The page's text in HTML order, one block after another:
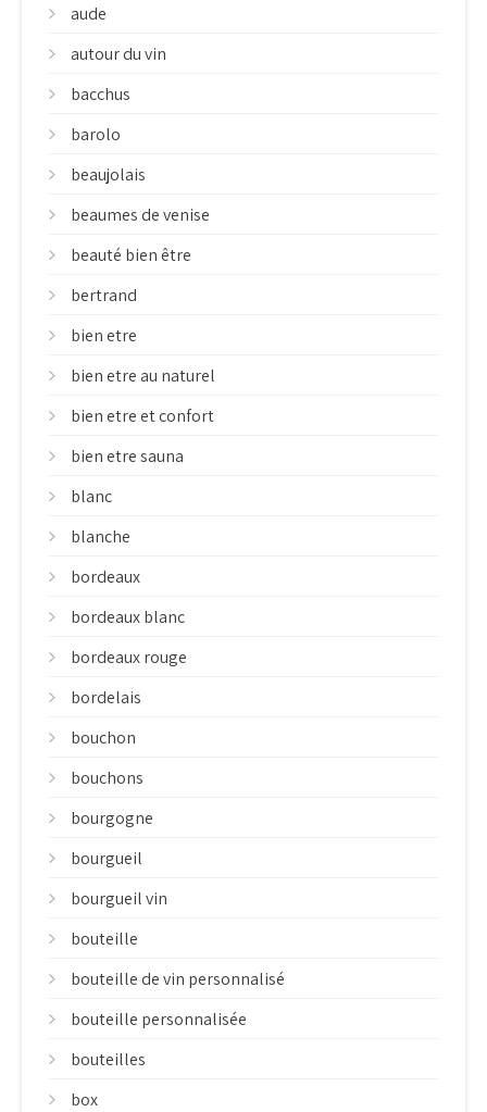
aude
autour du vin
bacchus
barolo
beaujolais
beaumes de venise
beauté bien être
bertrand
bien etre
bien etre au naturel
bien etre et confort
bien etre sauna
blanc
blanche
bordeaux
bordeaux blanc
bordeaux rouge
bordelais
bouchon
bouchons
bourgogne
bourgueil
bourgueil vin
bouteille
bouteille de vin personnalisé
bouteille personnalisée
bouteilles
box